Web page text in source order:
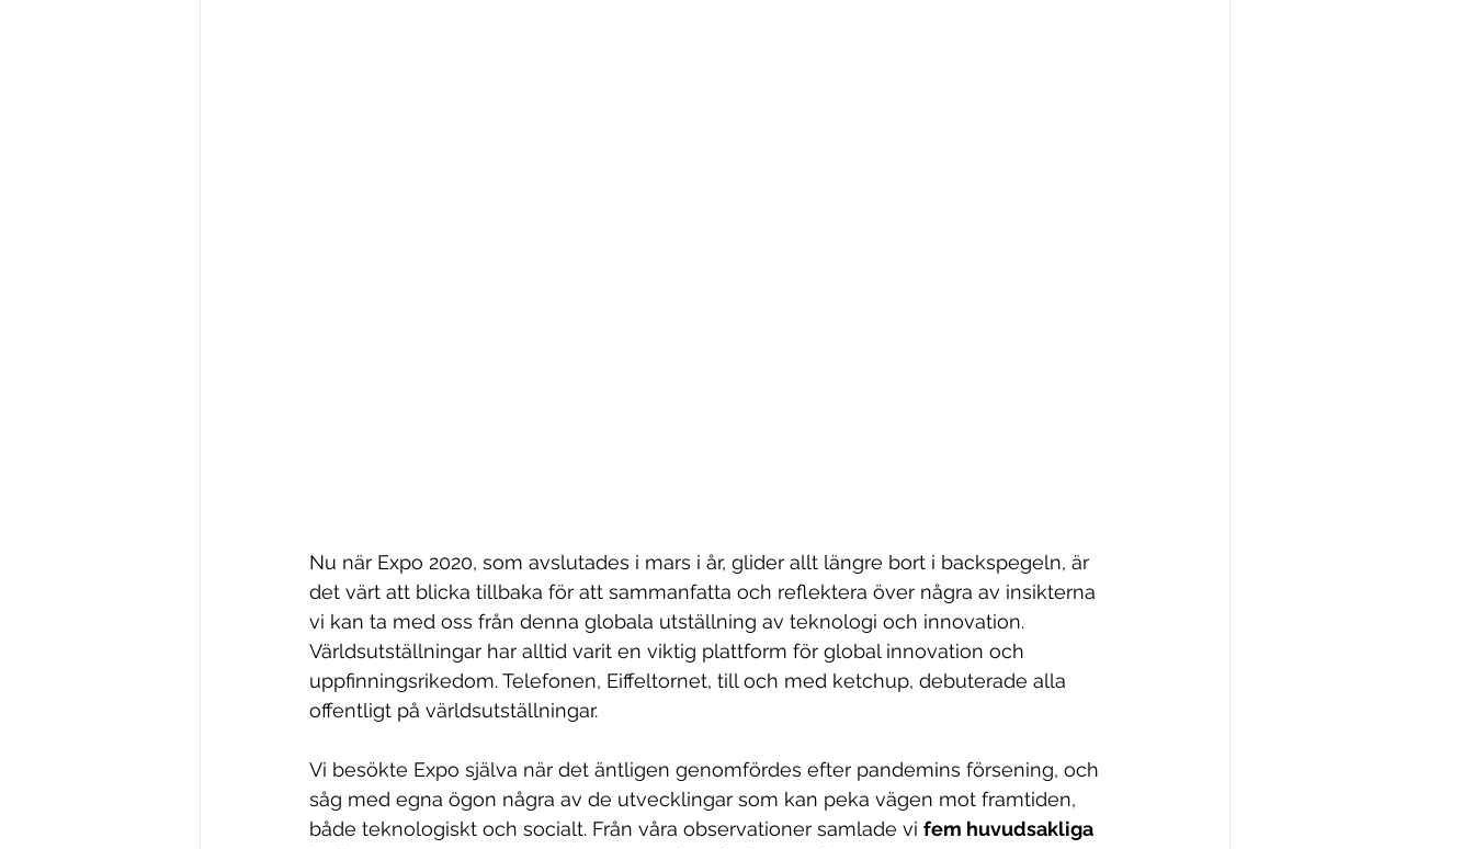
Nu när Expo 2020, som avslutades i mars i år, glider allt längre bort i backspegeln, är
det värt att blicka tillbaka för att sammanfatta och reflektera över några av insikterna
vi kan ta med oss från denna globala utställning av teknologi och innovation.
Världsutställningar har alltid varit en viktig plattform för global innovation och
uppfinningsrikedom. Telefonen, Eiffeltornet, till och med ketchup, debuterade alla
offentligt på världsutställningar.
Vi besökte Expo själva när det äntligen genomfördes efter pandemins försening, och
såg med egna ögon några av de utvecklingar som kan peka vägen mot framtiden,
både teknologiskt och socialt. Från våra observationer samlade vi fem huvudsakliga